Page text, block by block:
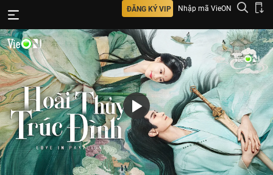
ĐĂNG KÝ VIP Nhập mã VieON